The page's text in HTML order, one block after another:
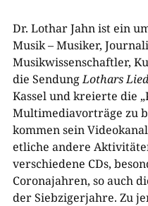
Dr. Lothar Jahn ist ein
Musik – Musiker,
Musikwissenschaftler,
die SendungLothars
Kassel und kreierte die
Multimediavorträge zu
kommen sein
etliche andere
verschiedene CDs,
Coronajahren, so auch
der Siebzigerjahre. Zu